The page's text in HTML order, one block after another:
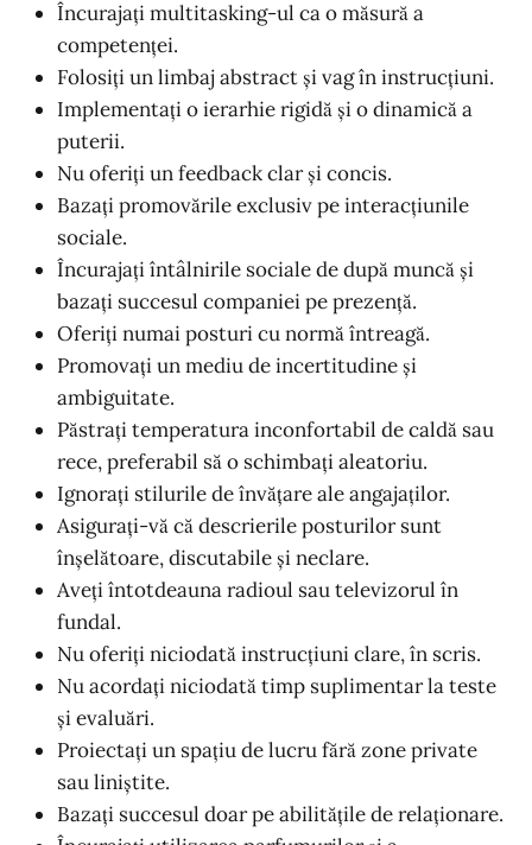
Încurajați multitasking-ul ca o măsură a
competenței.
Folosiți un limbaj abstract și vag în instrucțiuni.
Implementați o ierarhie rigidă și o dinamică a
puterii.
Nu oferiți un feedback clar și concis.
Bazați promovările exclusiv pe interacțiunile
sociale.
Încurajați întâlnirile sociale de după muncă și
bazați succesul companiei pe prezență.
Oferiți numai posturi cu normă întreagă.
Promovați un mediu de incertitudine și
ambiguitate.
Păstrați temperatura inconfortabil de caldă sau
rece, preferabil să o schimbați aleatoriu.
Ignorați stilurile de învățare ale angajaților.
Asigurați-vă că descrierile posturilor sunt
înșelătoare, discutabile și neclare.
Aveți întotdeauna radioul sau televizorul în
fundal.
Nu oferiți niciodată instrucțiuni clare, în scris.
Nu acordați niciodată timp suplimentar la teste
și evaluări.
Proiectați un spațiu de lucru fără zone private
sau liniștite.
Bazați succesul doar pe abilitățile de relaționare.